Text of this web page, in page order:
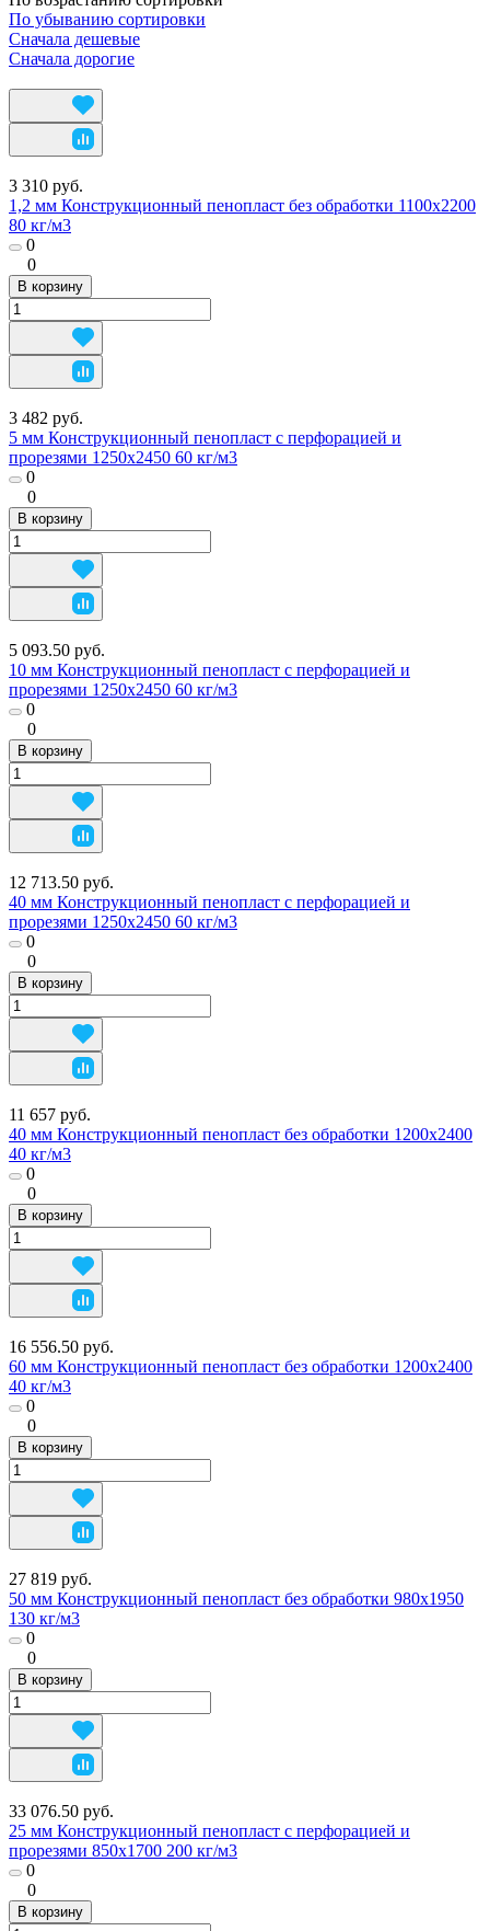
По убыванию сортировки
Сначала дешевые
Сначала дорогие
3 310 руб.
1,2 мм Конструкционный пенопласт без обработки 1100х2200
80 кг/м3
0
0
В корзину
3 482 руб.
5 мм Конструкционный пенопласт с перфорацией и
прорезями 1250х2450 60 кг/м3
0
0
В корзину
5 093.50 руб.
10 мм Конструкционный пенопласт с перфорацией и
прорезями 1250х2450 60 кг/м3
0
0
В корзину
12 713.50 руб.
40 мм Конструкционный пенопласт с перфорацией и
прорезями 1250х2450 60 кг/м3
0
0
В корзину
11 657 руб.
40 мм Конструкционный пенопласт без обработки 1200х2400
40 кг/м3
0
0
В корзину
16 556.50 руб.
60 мм Конструкционный пенопласт без обработки 1200х2400
40 кг/м3
0
0
В корзину
27 819 руб.
50 мм Конструкционный пенопласт без обработки 980х1950
130 кг/м3
0
0
В корзину
33 076.50 руб.
25 мм Конструкционный пенопласт с перфорацией и
прорезями 850х1700 200 кг/м3
0
0
В корзину